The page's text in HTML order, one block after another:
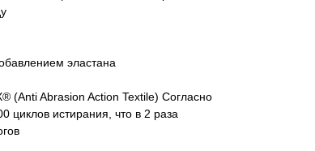
эластана
(Anti Abrasion Action Textile) Согласно
циклов истирания, что в 2 раза